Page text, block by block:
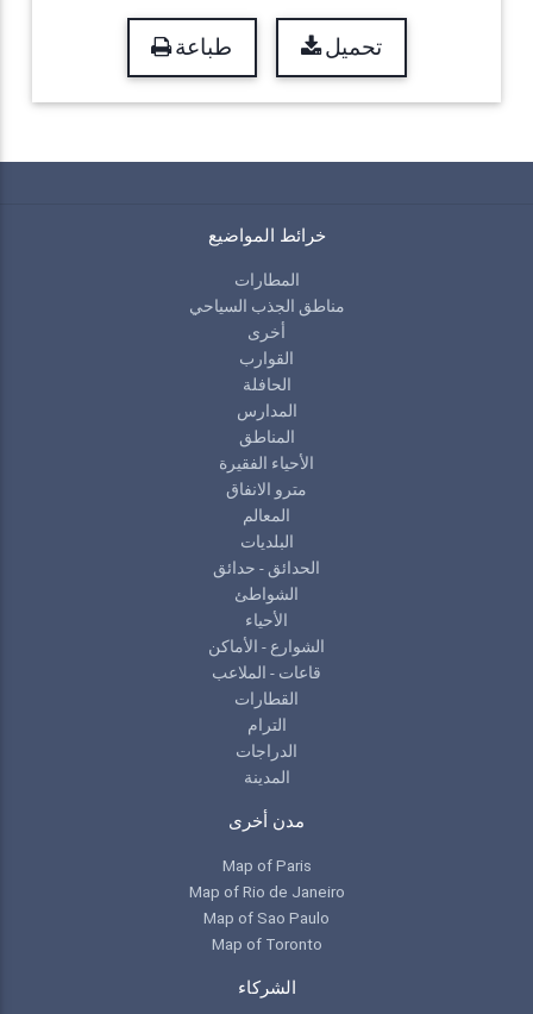
طباعة تحميل
خرائط المواضيع
المطارات
مناطق الجذب السياحي
أخرى
القوارب
الحافلة
المدارس
المناطق
الأحياء الفقيرة
مترو الانفاق
المعالم
البلديات
الحدائق - حدائق
الشواطئ
الأحياء
الشوارع - الأماكن
قاعات - الملاعب
القطارات
الترام
الدراجات
المدينة
مدن أخرى
Map of Paris
Map of Rio de Janeiro
Map of Sao Paulo
Map of Toronto
الشركاء